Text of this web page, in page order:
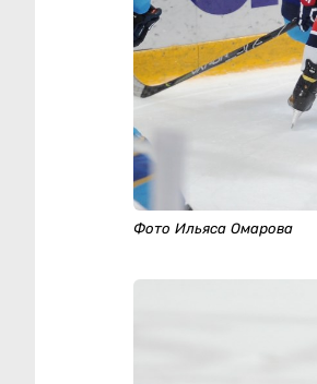
Фото Ильяса Омарова